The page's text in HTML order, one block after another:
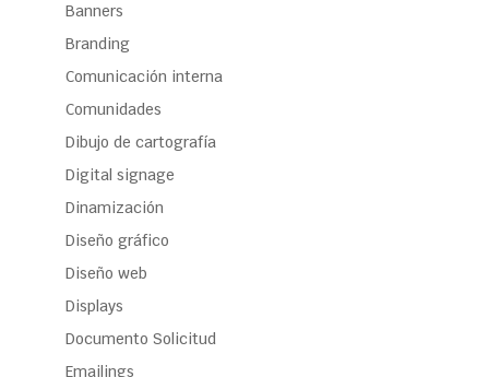
Banners
Branding
Comunicación interna
Comunidades
Dibujo de cartografía
Digital signage
Dinamización
Diseño gráfico
Diseño web
Displays
Documento Solicitud
Emailings